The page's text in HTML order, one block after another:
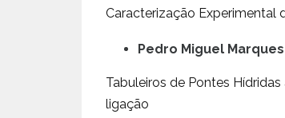
Caracterização Experimental
Pedro Miguel
Tabuleiros de Pontes
ligação